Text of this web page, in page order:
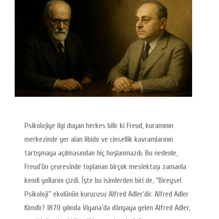
Psikolojiye ilgi duyan herkes bilir ki Freud, kuramının
merkezinde yer alan libido ve cinsellik kavramlarının
tartışmaya açılmasından hiç hoşlanmazdı. Bu nedenle,
Freud’ün çevresinde toplanan birçok meslektaşı zamanla
kendi yollarını çizdi. İşte bu isimlerden biri de, “Bireysel
Psikoloji” ekolünün kurucusu Alfred Adler’dir. Alfred Adler
Kimdir? 1870 yılında Viyana’da dünyaya gelen Alfred Adler,